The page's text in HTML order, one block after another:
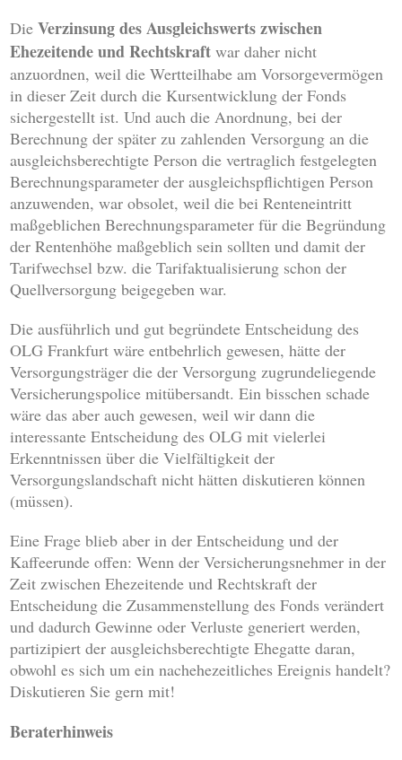
DieVerzinsung des Ausgleichswertszwischen
Ehezeitende und Rechtskraft war daher nicht
anzuordnen, weil die Wertteilhabe am Vorsorgevermögen
in dieser Zeit durch die Kursentwicklung der Fonds
sichergestellt ist. Und auch die Anordnung, bei der
Berechnung der später zu zahlenden Versorgung an die
ausgleichsberechtigte Person die vertraglich festgelegten
Berechnungsparameter der ausgleichspflichtigen Person
anzuwenden, war obsolet, weil die bei Renteneintritt
maßgeblichen Berechnungsparameter für die Begründung
der Rentenhöhe maßgeblich sein sollten und damit der
Tarifwechsel bzw. die Tarifaktualisierung schon der
Quellversorgung beigegeben war.
Die ausführlich und gut begründete Entscheidung des
OLG Frankfurt wäre entbehrlich gewesen, hätte der
Versorgungsträger die der Versorgung zugrundeliegende
Versicherungspolice mitübersandt. Ein bisschen schade
wäre das aber auch gewesen, weil wir dann die
interessante Entscheidung des OLG mit vielerlei
Erkenntnissen über die Vielfältigkeit der
Versorgungslandschaft nicht hätten diskutieren können
(müssen).
Eine Frage blieb aber in der Entscheidung und der
Kaffeerunde offen: Wenn der Versicherungsnehmer in der
Zeit zwischen Ehezeitende und Rechtskraft der
Entscheidung die Zusammenstellung des Fonds verändert
und dadurch Gewinne oder Verluste generiert werden,
partizipiert der ausgleichsberechtigte Ehegatte daran,
obwohl es sich um ein nachehezeitliches Ereignis handelt?
Diskutieren Sie gern mit!
Beraterhinweis